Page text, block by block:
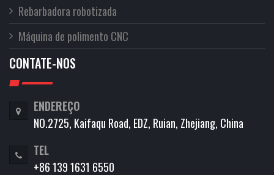
Rebarbadora robotizada
Máquina de polimento CNC
CONTATE-NOS
ENDEREÇO
NO.2725, Kaifaqu Road, EDZ, Ruian, Zhejiang, China
TEL
+86 139 1631 6550